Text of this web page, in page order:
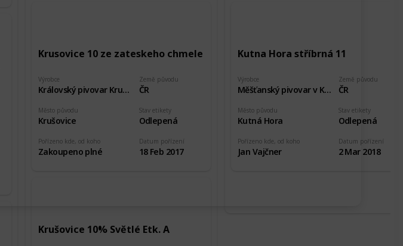
Krusovice 10 ze zateskeho chmele
Výrobce
Královský pivovar Krušovice
Země původu
ČR
Pořízeno kde, od koho
Zakoupeno plné
Stav etikety
Odlepená
Datum pořízení
18 Feb 2017
Město původu
Krušovice
Krušovice 10% Světlé Etk. A
Kutna Hora stříbrná 11
Výrobce
Měšťanský pivovar v Kutné Hoře
Země původu
ČR
Pořízeno kde, od koho
Jan Vajčner
Stav etikety
Odlepená
Datum pořízení
2 Mar 2018
Město původu
Kutná Hora